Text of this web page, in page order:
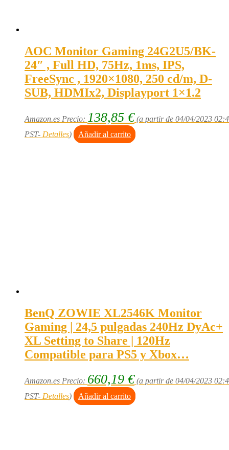
AOC Monitor Gaming 24G2U5/BK-
24″ , Full HD, 75Hz, 1ms, IPS,
FreeSync , 1920×1080, 250 cd/m, D-
SUB, HDMIx2, Displayport 1×1.2
Amazon.es Precio: 138,85 € (a partir de 04/04/2023
PST- Detalles) Añadir al carrito
BenQ ZOWIE XL2546K Monitor
Gaming | 24,5 pulgadas 240Hz DyAc+
XL Setting to Share | 120Hz
Compatible para PS5 y Xbox…
Amazon.es Precio: 660,19 € (a partir de 04/04/2023
PST- Detalles) Añadir al carrito